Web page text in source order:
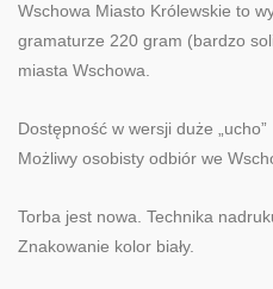
Wschowa Miasto Królewskie to
gramaturze 220 gram (bardzo
miasta Wschowa.
Dostępność w wersji duże „ucho”
Możliwy osobisty odbiór we
Torba jest nowa. Technika
Znakowanie kolor biały.